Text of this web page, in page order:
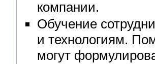
компании.
Обучение
и технологиям.
могут